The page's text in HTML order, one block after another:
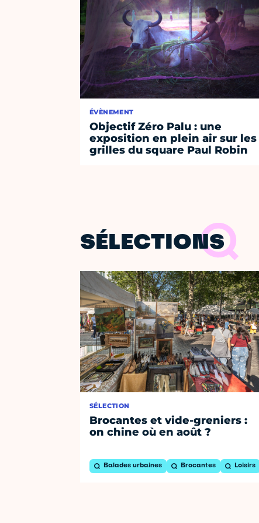
ÉVÈNEMENT
Objectif Zéro Palu : une
exposition en plein air sur les
grilles du square Paul Robin
SÉLECTIONS
SÉLECTION
Brocantes et vide-greniers :
on chine où en août ?
Balades urbaines Brocantes Loisirs